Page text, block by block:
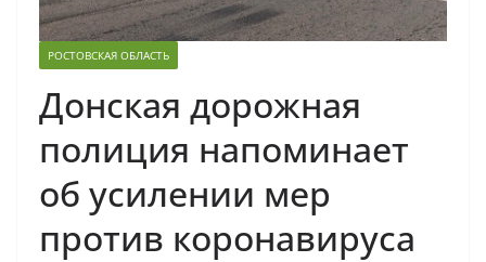
РОСТОВСКАЯ ОБЛАСТЬ
Донская дорожная
полиция напоминает
об усилении мер
против коронавируса